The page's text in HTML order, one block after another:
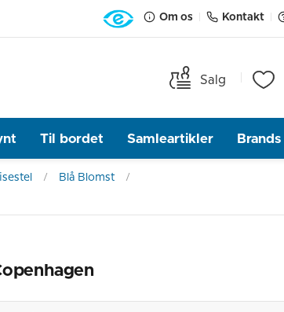
Om os Kontakt
Salg
Til bordet Samleartikler Brands
Blå Blomst